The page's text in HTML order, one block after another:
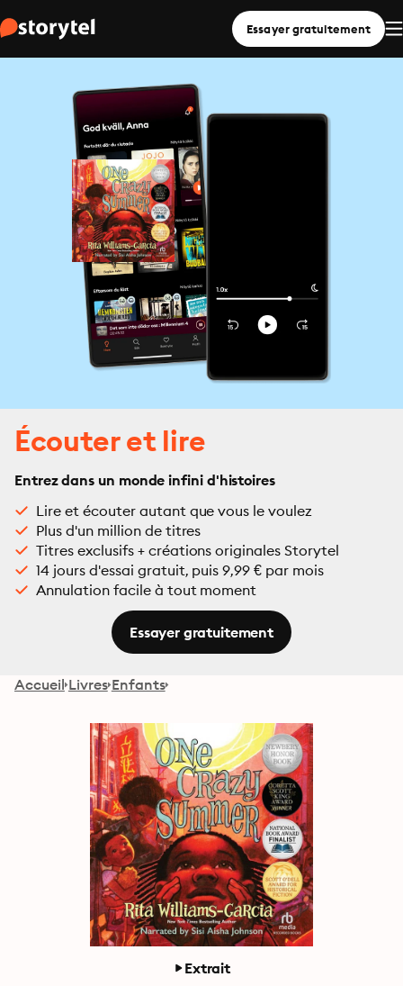
Essayer gratuitement
Écouter et lire
Entrez dans un monde infini d'histoires
Lire et écouter autant que vous le voulez
Plus d'un million de titres
Titres exclusifs + créations originales Storytel
14 jours d'essai gratuit, puis 9,99 € par mois
Annulation facile à tout moment
Essayer gratuitement
Accueil Livres Enfants
Extrait